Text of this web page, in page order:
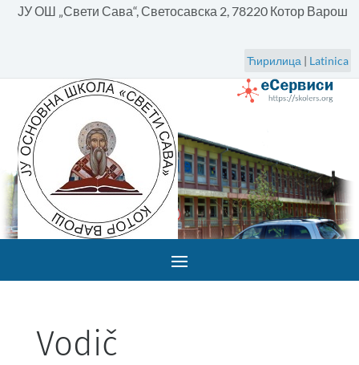
ЈУ ОШ „Свети Сава“, Светосавска 2, 78220 Котор Варош
Ћирилица | Latinica
Vodič